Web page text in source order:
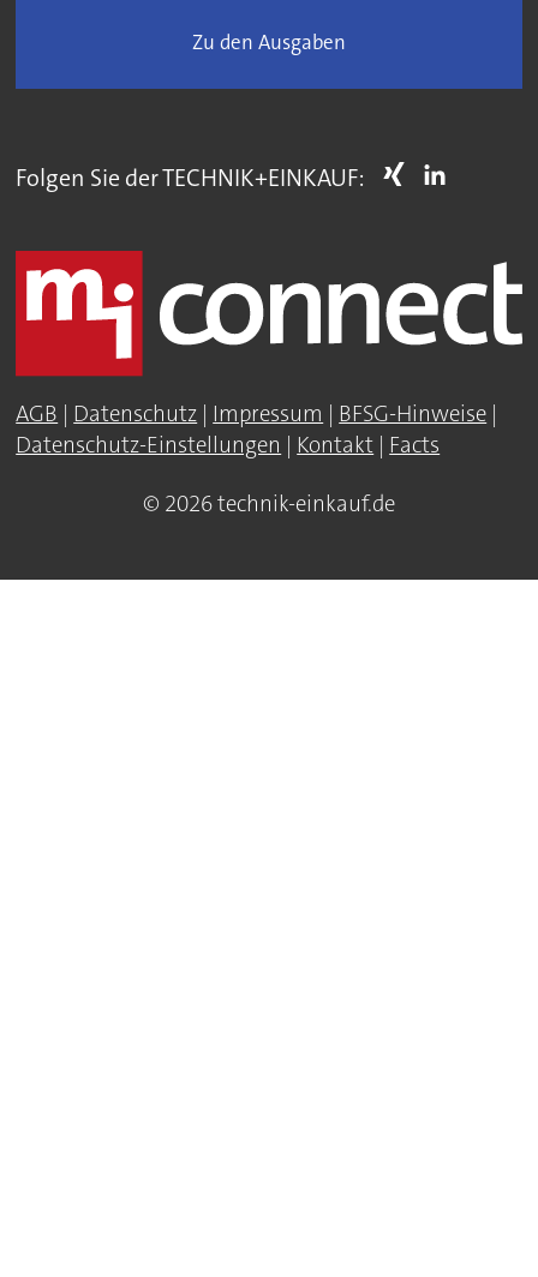
Zu den Ausgaben
Folgen Sie der TECHNIK+EINKAUF:
AGB | Datenschutz | Impressum | BFSG-Hinweise |
Datenschutz-Einstellungen | Kontakt | Facts
© 2026 technik-einkauf.de